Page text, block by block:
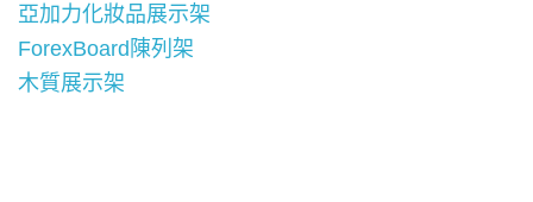
亞加力化妝品展示架
ForexBoard陳列架
木質展示架